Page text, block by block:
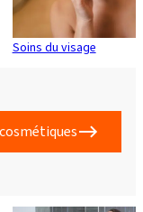
Soins du visage